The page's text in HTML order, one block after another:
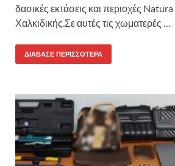
δασικές εκτάσεις και περιοχές
Χαλκιδικής.Σε αυτές τις χωματερές …
ΔΙΆΒΑΣΕ ΠΕΡΙΣΣΌΤΕΡΑ